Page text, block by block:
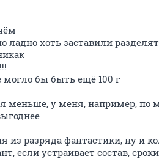
ладно хоть заставили
бы быть ещё 100 г
меньше, у меня, например, по
из разряда фантастики, ну и
если устраивает состав,